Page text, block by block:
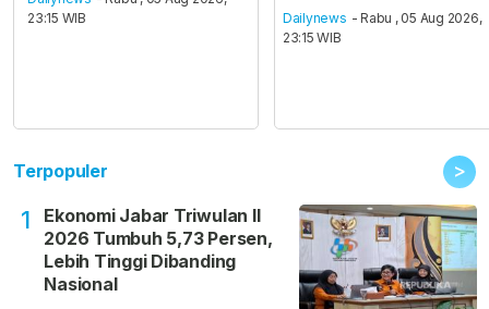
23:15 WIB
Dailynews - Rabu , 05 Aug 2026,
23:15 WIB
Terpopuler >
1
Ekonomi Jabar Triwulan II
2026 Tumbuh 5,73 Persen,
Lebih Tinggi Dibanding
Nasional